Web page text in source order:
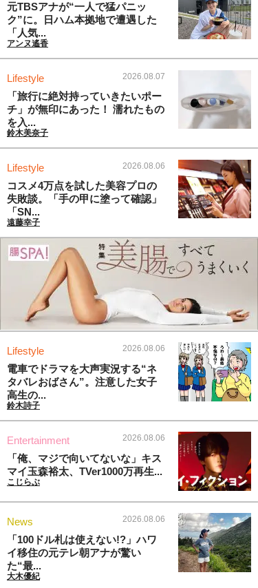
元TBSアナが“一人で猛パニッ
ク”に。日ハム本拠地で遭遇した
「人気...
アンヌ遙香
Lifestyle 2026.08.07
「旅行に絶対持っていきたいポー
チ」が無印にあった！ 濡れたもの
を入...
鈴木美奈子
Lifestyle 2026.08.06
コスメ4万点を試した美容プロの
失敗談。「手の甲に塗って確認」
「SN...
遠藤幸子
Lifestyle 2026.08.06
電車でドラマを大声実況する“ネ
タバレおばさん”。注意した女子
高生の...
鈴木詩子
Entertainment 2026.08.06
「俺、マジで向いてないな」キス
マイ玉森裕太、TVer1000万再生...
こじらぶ
News 2026.08.06
「100ドル札は使えない!?」ハワ
イ移住の元テレ朝アナが驚い
た“最...
大木優紀